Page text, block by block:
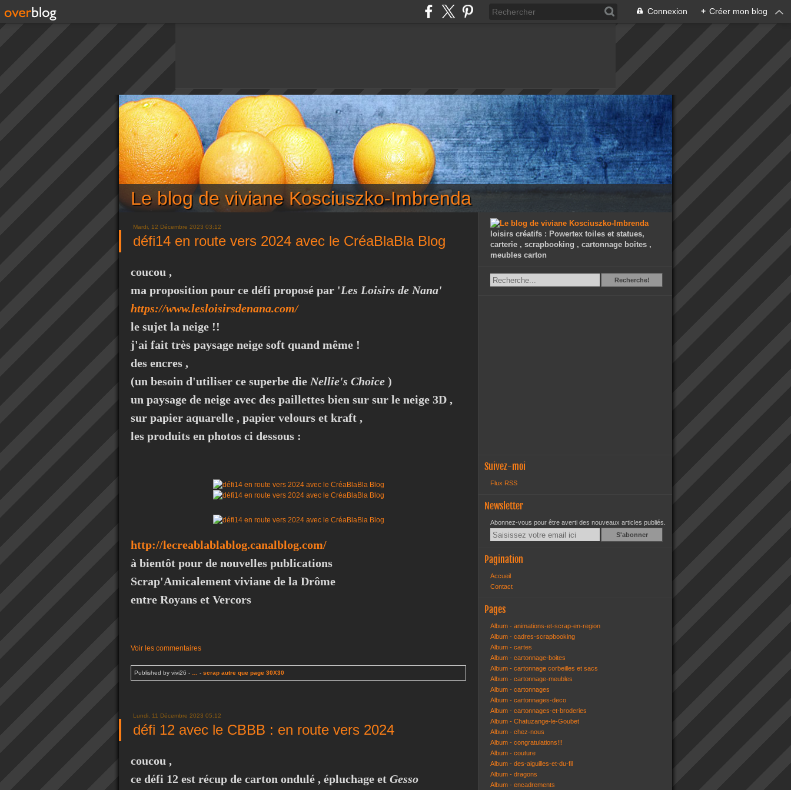
Connexion + Créer mon blog
Le blog de viviane Kosciuszko-Imbrenda
Mardi, 12 Décembre 2023 03:12
défi14 en route vers 2024 avec le CréaBlaBla Blog
coucou ,
ma proposition pour ce défi proposé par 'Les Loisirs de Nana'
https://www.lesloisirsdenana.com/
le sujet la neige !!
j'ai fait très paysage neige soft quand même !
des encres ,
(un besoin d'utiliser ce superbe die Nellie's Choice )
un paysage de neige avec des paillettes bien sur sur le neige 3D ,
sur papier aquarelle , papier velours et kraft ,
les produits en photos ci dessous :
http://lecreablablablog.canalblog.com/
à bientôt pour de nouvelles publications
Scrap'Amicalement viviane de la Drôme
entre Royans et Vercors
Voir les commentaires
Published by vivi26 - - scrap autre que page 30X30
Lundi, 11 Décembre 2023 05:12
défi 12 avec le CBBB : en route vers 2024
coucou ,
ce défi 12 est récup de carton ondulé , épluchage et Gesso
loisirs créatifs : Powertex toiles et statues,
carterie , scrapbooking , cartonnage boites ,
meubles carton
RechercheRecherche!
Suivez-moi
Flux RSS
Newsletter
Abonnez-vous pour être averti des nouveaux articles publiés.
Email
Pagination
Accueil
Contact
Pages
Album - animations-et-scrap-en-region
Album - cadres-scrapbooking
Album - cartes
Album - cartonnage-boites
Album - cartonnage corbeilles et sacs
Album - cartonnage-meubles
Album - cartonnages
Album - cartonnages-deco
Album - cartonnages-et-broderies
Album - Chatuzange-le-Goubet
Album - chez-nous
Album - congratulations!!!
Album - couture
Album - des-aiguilles-et-du-fil
Album - dragons
Album - encadrements